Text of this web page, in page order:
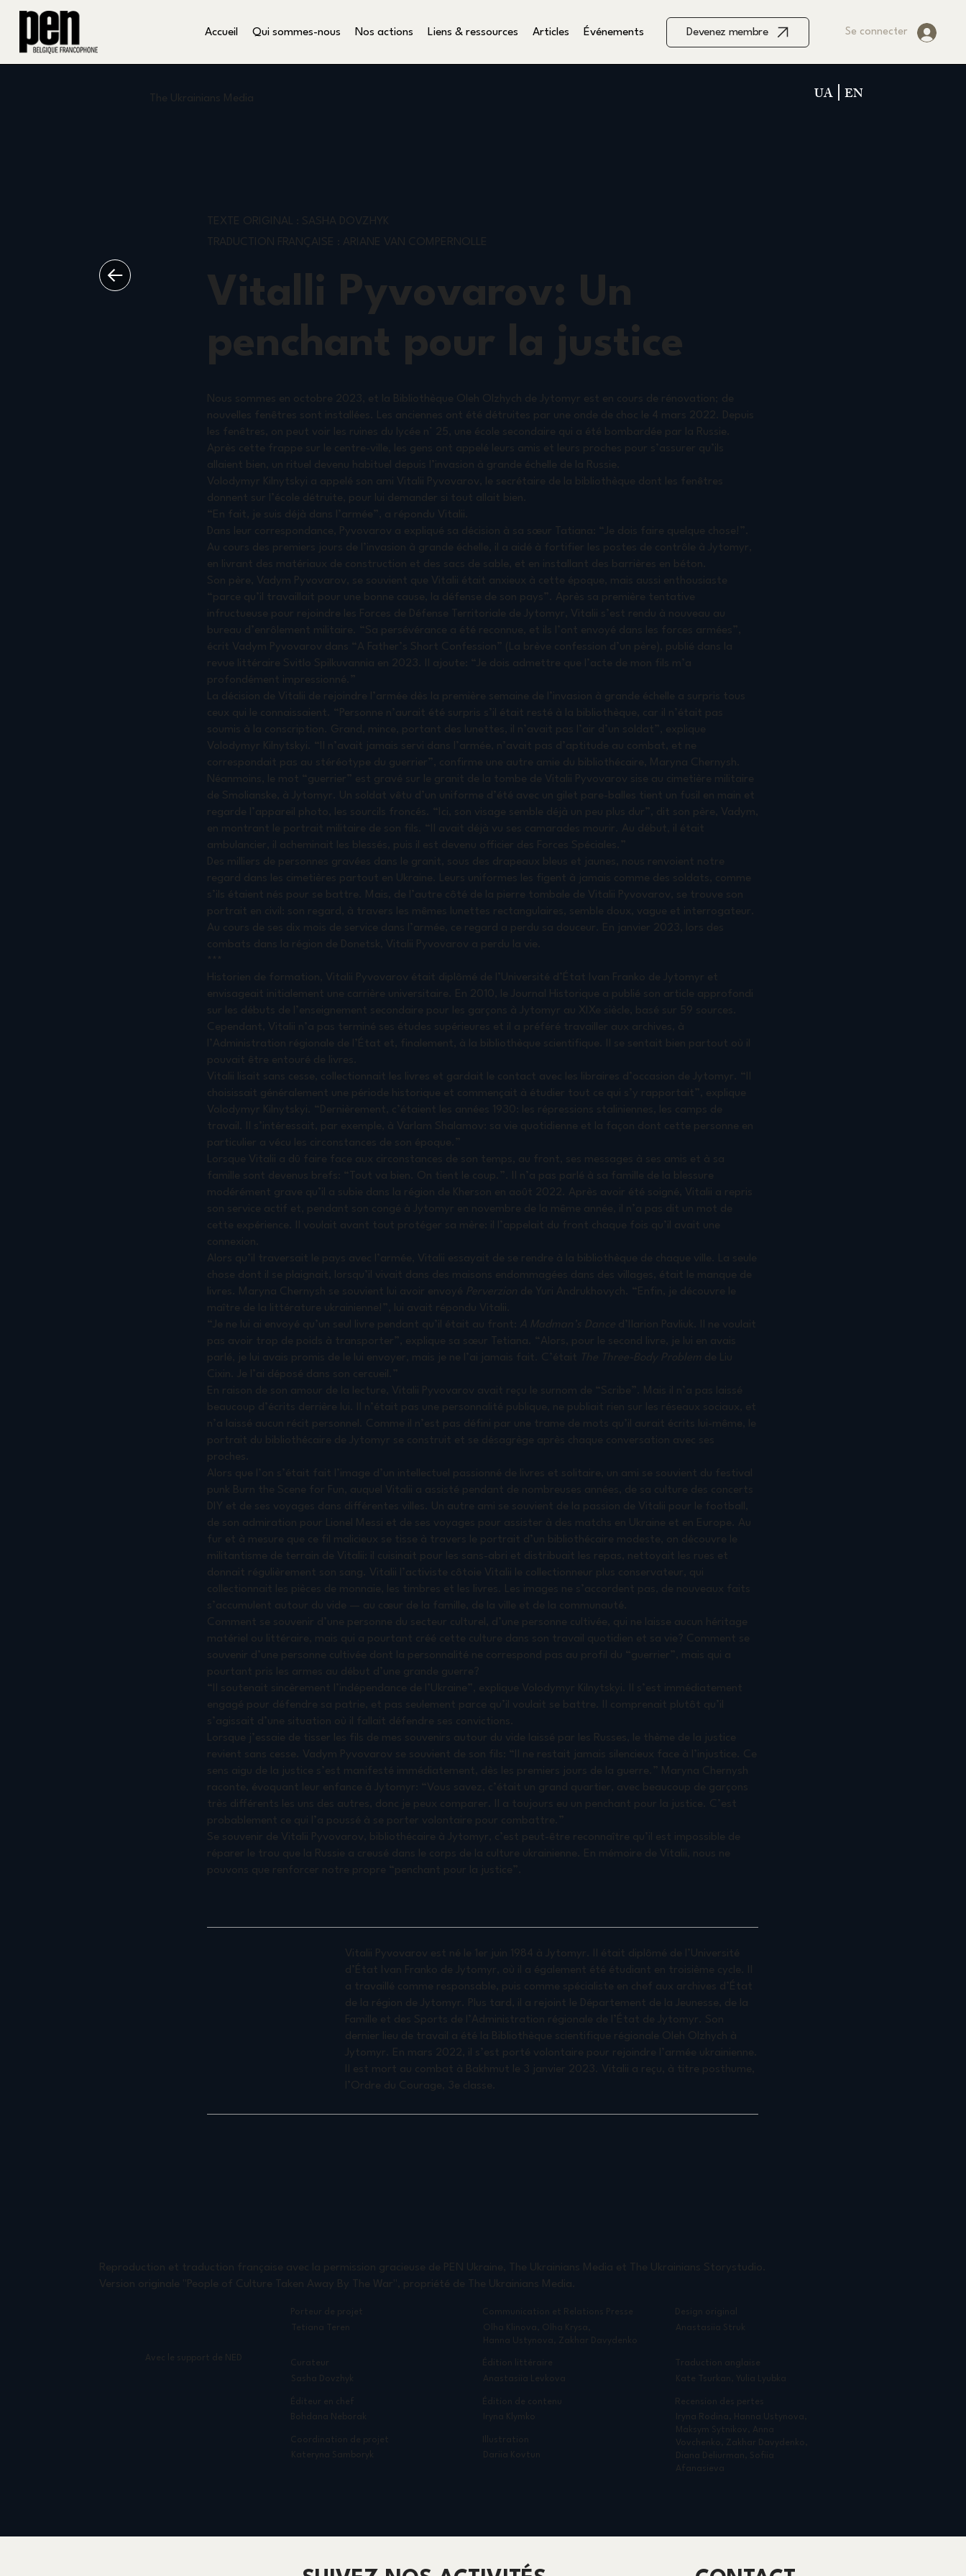
Accueil Qui sommes-nous Nos actions Liens & ressources Articles Événements Devenez membre Se connecter
TEXTE ORIGINAL : SASHA DOVZHYK
TRADUCTION FRANÇAISE : ARIANE VAN COMPERNOLLE
Vitalli Pyvovarov: Un
penchant pour la justice
Nous sommes en octobre 2023, et la Bibliothèque Oleh Olzhych de Jytomyr est en cours de rénovation; de
nouvelles fenêtres sont installées. Les anciennes ont été détruites par une onde de choc le 4 mars 2022. Depuis
les fenêtres, on peut voir les ruines du lycée n° 25, une école secondaire qui a été bombardée par la Russie.
Après cette frappe sur le centre-ville, les gens ont appelé leurs amis et leurs proches pour s’assurer qu’ils
allaient bien, un rituel devenu habituel depuis l’invasion à grande échelle de la Russie.
Volodymyr Kilnytskyi a appelé son ami Vitalii Pyvovarov, le secrétaire de la bibliothèque dont les fenêtres
donnent sur l’école détruite, pour lui demander si tout allait bien.
“En fait, je suis déjà dans l’armée”, a répondu Vitalii.
Dans leur correspondance, Pyvovarov a expliqué sa décision à sa sœur Tatiana: “Je dois faire quelque chose!”.
Au cours des premiers jours de l’invasion à grande échelle, il a aidé à fortifier les postes de contrôle à Jytomyr,
en livrant des matériaux de construction et des sacs de sable, et en installant des barrières en béton.
Son père, Vadym Pyvovarov, se souvient que Vitalii était anxieux à cette époque, mais aussi enthousiaste
“parce qu’il travaillait pour une bonne cause, la défense de son pays”. Après sa première tentative
infructueuse pour rejoindre les Forces de Défense Territoriale de Jytomyr, Vitalii s’est rendu à nouveau au
bureau d’enrôlement militaire. “Sa persévérance a été reconnue, et ils l’ont envoyé dans les forces armées”,
écrit Vadym Pyvovarov dans “A Father’s Short Confession” (La brève confession d’un père), publié dans la
revue littéraire Svitlo Spilkuvannia en 2023. Il ajoute: “Je dois admettre que l’acte de mon fils m’a
profondément impressionné.”
La décision de Vitalii de rejoindre l’armée dès la première semaine de l’invasion à grande échelle a surpris tous
ceux qui le connaissaient. “Personne n’aurait été surpris s’il était resté à la bibliothèque, car il n’était pas
soumis à la conscription. Grand, mince, portant des lunettes, il n’avait pas l’air d’un soldat”, explique
Volodymyr Kilnytskyi. “Il n’avait jamais servi dans l’armée, n’avait pas d’aptitude au combat, et ne
correspondait pas au stéréotype du guerrier”, confirme une autre amie du bibliothécaire, Maryna Chernysh.
Néanmoins, le mot “guerrier” est gravé sur le granit de la tombe de Vitalii Pyvovarov sise au cimetière militaire
de Smolianske, à Jytomyr. Un soldat vêtu d’un uniforme d’été avec un gilet pare-balles tient un fusil en main et
regarde l’appareil photo, les sourcils froncés. “Ici, son visage semble déjà un peu plus dur”, dit son père, Vadym,
en montrant le portrait militaire de son fils. “Il avait déjà vu ses camarades mourir. Au début, il était
ambulancier, il acheminait les blessés, puis il est devenu officier des Forces Spéciales.”
Des milliers de personnes gravées dans le granit, sous des drapeaux bleus et jaunes, nous renvoient notre
regard dans les cimetières partout en Ukraine. Leurs uniformes les figent à jamais comme des soldats, comme
s’ils étaient nés pour se battre. Mais, de l’autre côté de la pierre tombale de Vitalii Pyvovarov, se trouve son
portrait en civil: son regard, à travers les mêmes lunettes rectangulaires, semble doux, vague et interrogateur.
Au cours de ses dix mois de service dans l’armée, ce regard a perdu sa douceur. En janvier 2023, lors des
combats dans la région de Donetsk, Vitalii Pyvovarov a perdu la vie.
***
Historien de formation, Vitalii Pyvovarov était diplômé de l’Université d’État Ivan Franko de Jytomyr et
envisageait initialement une carrière universitaire. En 2010, le Journal Historique a publié son article approfondi
sur les débuts de l’enseignement secondaire pour les garçons à Jytomyr au XIXe siècle, basé sur 59 sources.
Cependant, Vitalii n’a pas terminé ses études supérieures et il a préféré travailler aux archives, à
l’Administration régionale de l’État et, finalement, à la bibliothèque scientifique. Il se sentait bien partout où il
pouvait être entouré de livres.
Vitalii lisait sans cesse, collectionnait les livres et gardait le contact avec les libraires d’occasion de Jytomyr. “Il
choisissait généralement une période historique et commençait à étudier tout ce qui s’y rapportait”, explique
Volodymyr Kilnytskyi. “Dernièrement, c’étaient les années 1930: les répressions staliniennes, les camps de
travail. Il s’intéressait, par exemple, à Varlam Shalamov: sa vie quotidienne et la façon dont cette personne en
particulier a vécu les circonstances de son époque.”
Lorsque Vitalii a dû faire face aux circonstances de son temps, au front, ses messages à ses amis et à sa
famille sont devenus brefs: “Tout va bien. On tient le coup.”. Il n’a pas parlé à sa famille de la blessure
modérément grave qu’il a subie dans la région de Kherson en août 2022. Après avoir été soigné, Vitalii a repris
son service actif et, pendant son congé à Jytomyr en novembre de la même année, il n’a pas dit un mot de
cette expérience. Il voulait avant tout protéger sa mère: il l’appelait du front chaque fois qu’il avait une
connexion.
Alors qu’il traversait le pays avec l’armée, Vitalii essayait de se rendre à la bibliothèque de chaque ville. La seule
chose dont il se plaignait, lorsqu’il vivait dans des maisons endommagées dans des villages, était le manque de
livres. Maryna Chernysh se souvient lui avoir envoyé Perverzion de Yuri Andrukhovych. “Enfin, je découvre le
maître de la littérature ukrainienne!”, lui avait répondu Vitalii.
“Je ne lui ai envoyé qu’un seul livre pendant qu’il était au front:
A Madman’s Danced’Ilarion Pavliuk. Il ne voulait
pas avoir trop de poids à transporter”, explique sa sœur Tetiana. “Alors, pour le second livre, je lui en avais
parlé, je lui avais promis de le lui envoyer, mais je ne l’ai jamais fait. C’était The Three-Body Problem de Liu
Cixin. Je l’ai déposé dans son cercueil.”
En raison de son amour de la lecture, Vitalii Pyvovarov avait reçu le surnom de “Scribe”. Mais il n’a pas laissé
beaucoup d’écrits derrière lui. Il n’était pas une personnalité publique, ne publiait rien sur les réseaux sociaux, et
n’a laissé aucun récit personnel. Comme il n’est pas défini par une trame de mots qu’il aurait écrits lui-même, le
portrait du bibliothécaire de Jytomyr se construit et se désagrège après chaque conversation avec ses
proches.
Alors que l’on s’était fait l’image d’un intellectuel passionné de livres et solitaire, un ami se souvient du festival
punk Burn the Scene for Fun, auquel Vitalii a assisté pendant de nombreuses années, de sa culture des concerts
DIY et de ses voyages dans différentes villes. Un autre ami se souvient de la passion de Vitalii pour le football,
de son admiration pour Lionel Messi et de ses voyages pour assister à des matchs en Ukraine et en Europe. Au
fur et à mesure que ce fil malicieux se tisse à travers le portrait d’un bibliothécaire modeste, on découvre le
militantisme de terrain de Vitalii: il cuisinait pour les sans-abri et distribuait les repas, nettoyait les rues et
donnait régulièrement son sang. Vitalii l’activiste côtoie Vitalii le collectionneur plus conservateur, qui
collectionnait les pièces de monnaie, les timbres et les livres. Les images ne s’accordent pas, de nouveaux faits
s’accumulent autour du vide — au cœur de la famille, de la ville et de la communauté.
Comment se souvenir d’une personne du secteur culturel, d’une personne cultivée, qui ne laisse aucun héritage
matériel ou littéraire, mais qui a pourtant créé cette culture dans son travail quotidien et sa vie? Comment se
souvenir d’une personne cultivée dont la personnalité ne correspond pas au profil du “guerrier”, mais qui a
pourtant pris les armes au début d’une grande guerre?
“Il soutenait sincèrement l’indépendance de l’Ukraine”, explique Volodymyr Kilnytskyi. Il s’est immédiatement
engagé pour défendre sa patrie, et pas seulement parce qu’il voulait se battre. Il comprenait plutôt qu’il
s’agissait d’une situation où il fallait défendre ses convictions.
Lorsque j’essaie de tisser les fils de mes souvenirs autour du vide laissé par les Russes, le thème de la justice
revient sans cesse. Vadym Pyvovarov se souvient de son fils: “Il ne restait jamais silencieux face à l’injustice. Ce
sens aigu de la justice s’est manifesté immédiatement, dès les premiers jours de la guerre.” Maryna Chernysh
raconte, évoquant leur enfance à Jytomyr: “Vous savez, c’était un grand quartier, avec beaucoup de garçons
très différents les uns des autres, donc je peux comparer. Il a toujours eu un penchant pour la justice. C’est
probablement ce qui l’a poussé à se porter volontaire pour combattre.”
Se souvenir de Vitalii Pyvovarov, bibliothécaire à Jytomyr, c’est peut-être reconnaître qu’il est impossible de
réparer le trou que la Russie a creusé dans le corps de la culture ukrainienne. En mémoire de Vitalii, nous ne
pouvons que renforcer notre propre “penchant pour la justice”.
Vitalii Pyvovarov est né le 1er juin 1984 à Jytomyr. Il était diplômé de l’Université
d’État Ivan Franko de Jytomyr, où il a également été étudiant en troisième cycle. Il
a travaillé comme responsable, puis comme spécialiste en chef aux archives d’État
de la région de Jytomyr. Plus tard, il a rejoint le Département de la Jeunesse, de la
Famille et des Sports de l’Administration régionale de l’État de Jytomyr. Son
dernier lieu de travail a été la Bibliothèque scientifique régionale Oleh Olzhych à
Jytomyr. En mars 2022, il s’est porté volontaire pour rejoindre l’armée ukrainienne.
Il est mort au combat à Bakhmut le 3 janvier 2023. Vitalii a reçu, à titre posthume,
l’Ordre du Courage, 3e classe.
Reproduction et traduction française avec la permission gracieuse de PEN Ukraine, The Ukrainians Media et The Ukrainians Storystudio.
Version originale "People of Culture Taken Away By The War", propriété de The Ukrainians Media.
Avec le support de NED
Porteur de projet
Tetiana Teren
Curateur
Sasha Dovzhyk
Éditeur en chef
Bohdana Neborak
Coordination de projet
Kateryna Samboryk
Communication et Relations Presse
Olha Klinova, Olha Krysa,
Hanna Ustynova, Zakhar Davydenko
Édition littéraire
Anastasiia Levkova
Édition de contenu
Iryna Klymko
Illustration
Dariia Kovtun
Design original
Anastasiia Struk
Traduction anglaise
Kate Tsurkan, Yulia Lyubka
Recension des pertes
Iryna Rodina, Hanna Ustynova,
Maksym Sytnikov, Anna
Vovchenko, Zakhar Davydenko,
Diana Deliurman, Sofiia
Afanasieva
The Ukrainians Media UA EN